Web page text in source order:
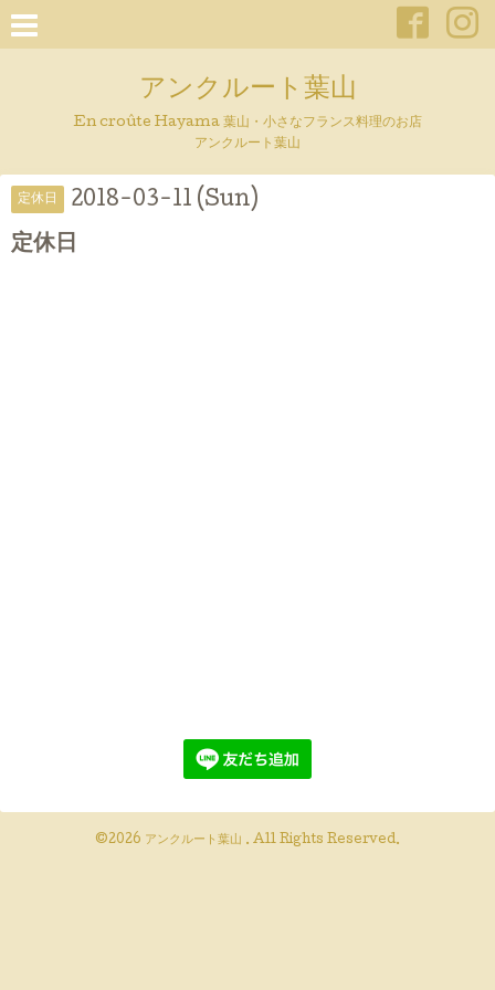
アンクルート葉山
En croûte Hayama 葉山・小さなフランス料理のお店
アンクルート葉山
定休日 2018-03-11 (Sun)
定休日
©2026 アンクルート葉山 . All Rights Reserved.